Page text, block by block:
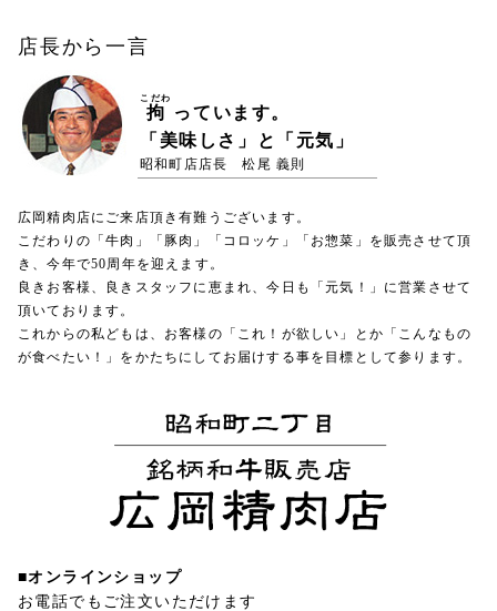
店長から一言
拘
こだわ
っています。
「美味しさ」と「元気」
昭和町店店長 松尾 義則
広岡精肉店にご来店頂き有難うございます。
こだわりの「牛肉」「豚肉」「コロッケ」「お惣菜」を販売させて頂
き、今年で50周年を迎えます。
良きお客様、良きスタッフに恵まれ、今日も「元気！」に営業させて
頂いております。
これからの私どもは、お客様の「これ！が欲しい」とか「こんなもの
が食べたい！」をかたちにしてお届けする事を目標として参ります。
■オンラインショップ
お電話でもご注文いただけます